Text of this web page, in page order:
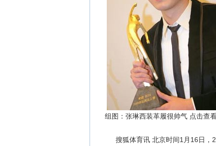
组图：张琳西装革履很帅气 点击查看
搜狐体育讯 北京时间1月16日，